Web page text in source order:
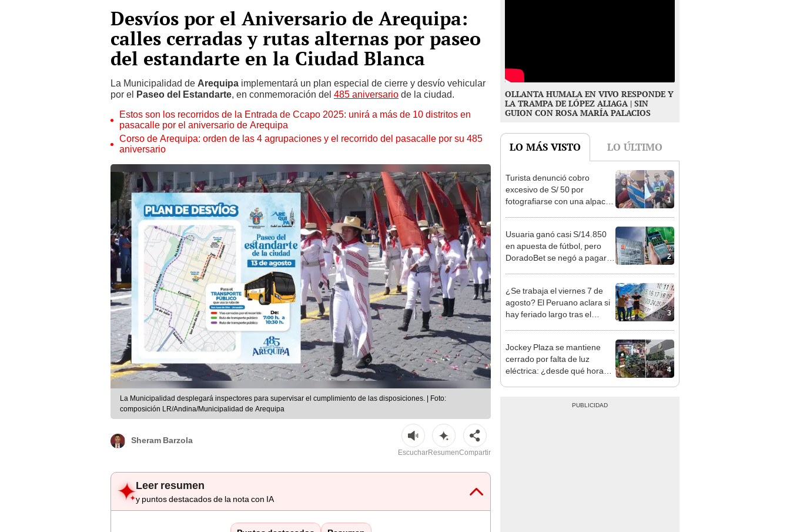
Desvíos por el Aniversario de Arequipa:
calles cerradas y rutas alternas por paseo
del estandarte en la Ciudad Blanca
La Municipalidad de Arequipa implementará un plan especial de cierre y desvío vehicular
por el Paseo del Estandarte, en conmemoración del 485 aniversario de la ciudad.
Estos son los recorridos de la Entrada de Ccapo 2025: unirá a más de 10 distritos en
pasacalle por el aniversario de Arequipa
Corso de Arequipa: orden de las 4 agrupaciones y el recorrido del pasacalle por su 485
aniversario
La Municipalidad desplegará inspectores para supervisar el cumplimiento de las disposiciones. | Foto:
composición LR/Andina/Municipalidad de Arequipa
Sheram Barzola
EscucharResumenCompartir
Leer resumen
y puntos destacados de la nota con IA
OLLANTA HUMALA EN VIVO RESPONDE Y
LA TRAMPA DE LÓPEZ ALIAGA | SIN
GUION CON ROSA MARÍA PALACIOS
LO MÁS VISTO LO ÚLTIMO
1
Turista denunció cobro
excesivo de S/ 50 por
fotografiarse con una alpaca
2
Usuaria ganó casi S/14.850
en apuesta de fútbol, pero
DoradoBet se negó a pagar:
3
¿Se trabaja el viernes 7 de
agosto? El Peruano aclara si
hay feriado largo tras el
4
Jockey Plaza se mantiene
cerrado por falta de luz
eléctrica: ¿desde qué hora